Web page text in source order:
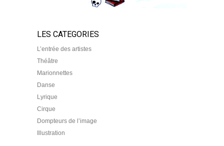
LES CATEGORIES
L’entrée des artistes
Théâtre
Marionnettes
Danse
Lyrique
Cirque
Dompteurs de l’image
Illustration